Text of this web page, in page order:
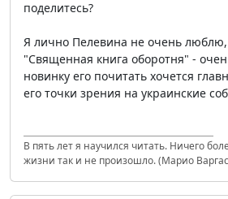
поделитесь?
Я лично Пелевина не очень люблю,
"Священная книга оборотня" -
новинку его почитать хочется
его точки зрения на украинские
В пять лет я научился читать. Ничего
жизни так и не произошло. (Марио